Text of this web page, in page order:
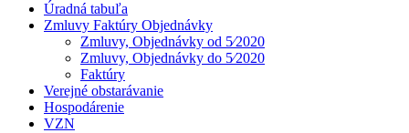
Úradná tabuľa
Zmluvy Faktúry Objednávky
Zmluvy, Objednávky od 5⁄2020
Zmluvy, Objednávky do 5⁄2020
Faktúry
Verejné obstarávanie
Hospodárenie
VZN